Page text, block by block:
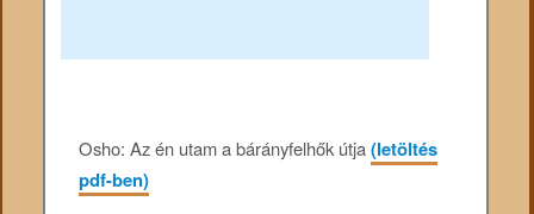
Osho: Az én utam a bárányfelhők útja(letöltés
pdf-ben)